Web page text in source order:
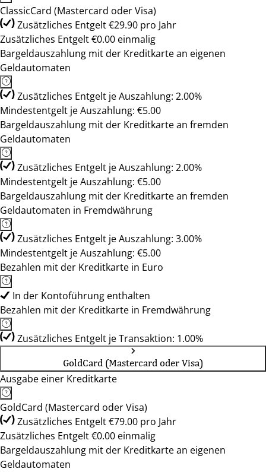
ClassicCard (Mastercard oder Visa)
Zusätzliches Entgelt €29.90 pro Jahr
Zusätzliches Entgelt €0.00 einmalig
Bargeldauszahlung mit der Kreditkarte an eigenen
Geldautomaten
Zusätzliches Entgelt je Auszahlung: 2.00%
Mindestentgelt je Auszahlung: €5.00
Bargeldauszahlung mit der Kreditkarte an fremden
Geldautomaten
Zusätzliches Entgelt je Auszahlung: 2.00%
Mindestentgelt je Auszahlung: €5.00
Bargeldauszahlung mit der Kreditkarte an fremden
Geldautomaten in Fremdwährung
Zusätzliches Entgelt je Auszahlung: 3.00%
Mindestentgelt je Auszahlung: €5.00
Bezahlen mit der Kreditkarte in Euro
In der Kontoführung enthalten
Bezahlen mit der Kreditkarte in Fremdwährung
Zusätzliches Entgelt je Transaktion: 1.00%
GoldCard (Mastercard oder Visa)
Ausgabe einer Kreditkarte
GoldCard (Mastercard oder Visa)
Zusätzliches Entgelt €79.00 pro Jahr
Zusätzliches Entgelt €0.00 einmalig
Bargeldauszahlung mit der Kreditkarte an eigenen
Geldautomaten